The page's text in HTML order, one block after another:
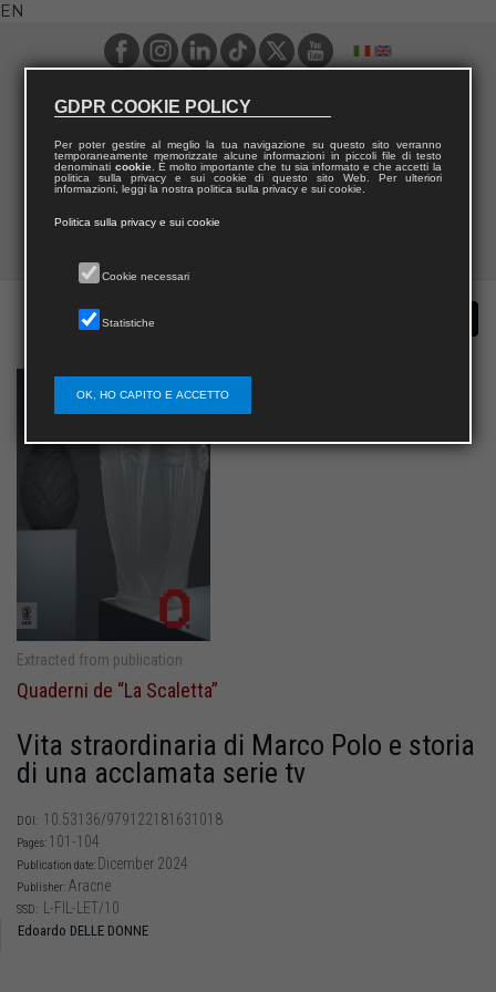
EN
Extracted from publication
Quaderni de “La Scaletta”
Vita straordinaria di Marco Polo e storia
di una acclamata serie tv
DOI: 10.53136/979122181631018
Pages: 101-104
Publication date: Dicember 2024
Publisher: Aracne
SSD: L-FIL-LET/10
Edoardo DELLE DONNE
GDPR COOKIE POLICY
Per poter gestire al meglio la tua navigazione su questo sito verranno
temporaneamente memorizzate alcune informazioni in piccoli file di testo
denominati cookie. È molto importante che tu sia informato e che accetti la
politica sulla privacy e sui cookie di questo sito Web. Per ulteriori
informazioni, leggi la nostra politica sulla privacy e sui cookie.
Politica sulla privacy e sui cookie
Cookie necessari
Statistiche
OK, HO CAPITO E ACCETTO